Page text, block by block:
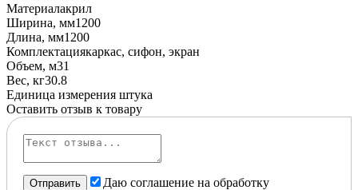
Материалакрил
Ширина, мм1200
Длина, мм1200
Комплектациякаркас, сифон, экран
Объем, м31
Вес, кг30.8
Единица измерения штука
Оставить отзыв к товару
Отправить
Даю соглашение на обработку